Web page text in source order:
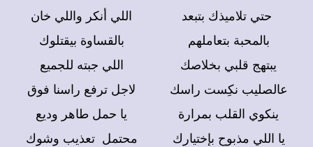
اللي أنكر واللي خان
بالقساوة بيقتلوك
اللي جبته للجميع
لاجل ترفع راسنا فوق
يا حمل طاهر وديع
محتمل تعذيب وشوك
حتي تلاميذك بتبعد
بالمحبة بتعاملهم
يبتهج قلبي بخلاصك
عالصليب نكِست راسك
ينكوي القلب بمرارة
يا اللي مذبوح بإختيارك